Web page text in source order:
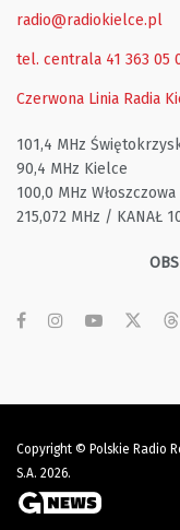
radio@radiokielce.pl
tel. centrala 41 363 05
Czerwona Linia Radia
101,4 MHz
90,4 MHz Kielce
100,0 MHz Włoszczowa
215,072 MHz / KANAŁ
Copyright © Polskie Radio
S.A. 2026.